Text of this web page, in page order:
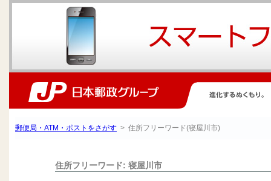
郵便局・ATM・ポストをさがす > 住所フリーワード(寝屋川市)
住所フリーワード: 寝屋川市